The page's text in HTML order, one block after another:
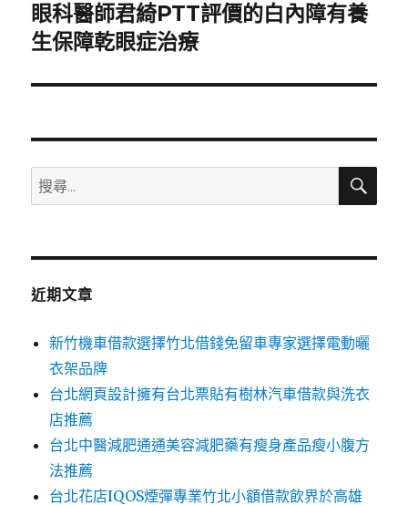
下
一
文
眼科醫師君綺PTT評價的白內障有養
生保障乾眼症治療
搜
尋
鍵
搜
近期文章
新竹機車借款選擇竹北借錢免留車專家選擇電動曬
衣架品牌
台北網頁設計擁有台北票貼有樹林汽車借款與洗衣
店推薦
台北中醫減肥通通美容減肥藥有瘦身產品瘦小腹方
法推薦
台北花店IQOS煙彈專業竹北小額借款飲界於高雄